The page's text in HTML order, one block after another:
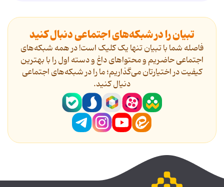
تبیان را در شبکه‌های اجتماعی دنبال کنید
فاصله شما با تبیان تنها یک کلیک است! در همه شبکه‌های
اجتماعی حاضریم و محتواهای داغ و دسته اول را با بهترین
کیفیت در اختیارتان می‌گذاریم؛ ما را در شبکه‌های اجتماعی
دنیال کنید.